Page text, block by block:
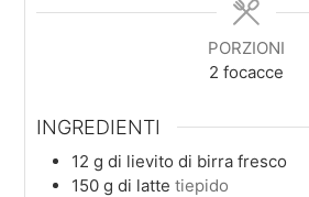
PORZIONI
2 focacce
INGREDIENTI
12 g di lievito di birra fresco
150 g di latte tiepido